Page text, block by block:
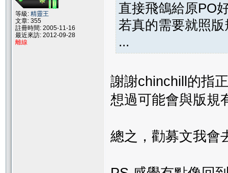
等級: 精靈王
文章: 355
註冊時間: 2005-11-16
最近來訪: 2012-09-28
離線
直接飛鴿給原PO
若真的需要就照
...
謝謝chinchill的指
想過可能會與版規
總之，勸募文我會